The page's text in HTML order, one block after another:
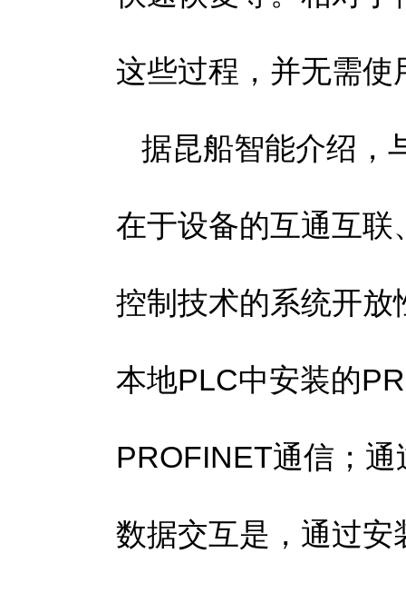
这些过程，并无需
据昆船智能介绍，
在于设备的互通互
控制技术的系统开
本地PLC中安装的
PROFINET通信；
数据交互是，通过